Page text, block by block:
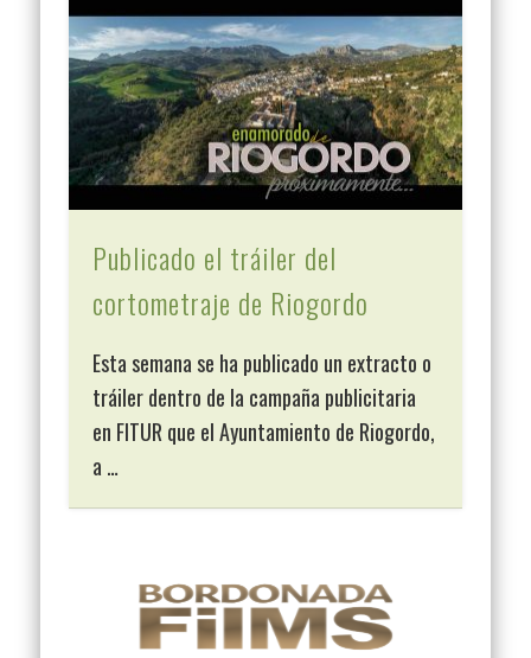
Publicado el tráiler del
cortometraje de Riogordo
Esta semana se ha publicado un extracto o
tráiler dentro de la campaña publicitaria
en FITUR que el Ayuntamiento de Riogordo,
a …